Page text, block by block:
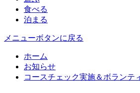
食べる
泊まる
メニューボタンに戻る
ホーム
お知らせ
コースチェック実施＆ボランテ